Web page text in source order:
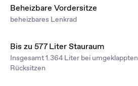
Beheizbare Vordersitze
beheizbares Lenkrad
Bis zu 577 Liter Stauraum
Insgesamt 1.364 Liter bei umgeklappten
Rücksitzen